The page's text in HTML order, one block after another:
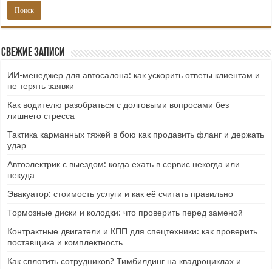
Свежие записи
ИИ-менеджер для автосалона: как ускорить ответы клиентам и
не терять заявки
Как водителю разобраться с долговыми вопросами без
лишнего стресса
Тактика карманных тяжей в бою как продавить фланг и держать
удар
Автоэлектрик с выездом: когда ехать в сервис некогда или
некуда
Эвакуатор: стоимость услуги и как её считать правильно
Тормозные диски и колодки: что проверить перед заменой
Контрактные двигатели и КПП для спецтехники: как проверить
поставщика и комплектность
Как сплотить сотрудников? Тимбилдинг на квадроциклах и